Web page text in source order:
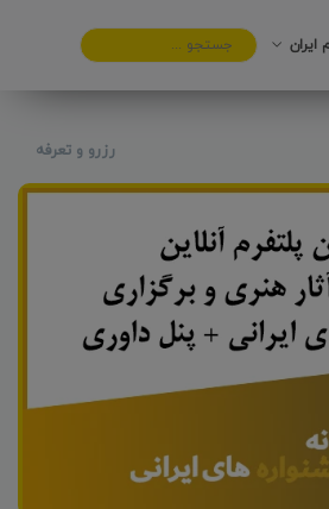
ایران
رزرو و تعرفه